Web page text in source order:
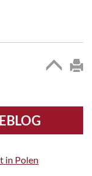
in Polen